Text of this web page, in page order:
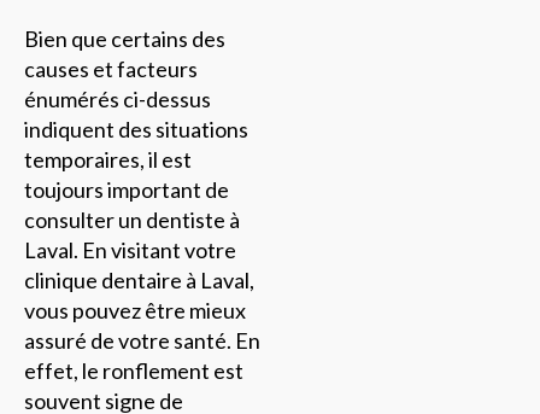
Bien que certains des
causes et facteurs
énumérés ci-dessus
indiquent des situations
temporaires, il est
toujours important de
consulter un dentiste à
Laval. En visitant votre
clinique dentaire à Laval,
vous pouvez être mieux
assuré de votre santé. En
effet, le ronflement est
souvent signe de